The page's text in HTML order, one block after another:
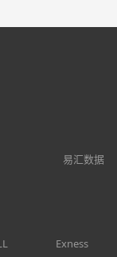
易汇数据
Exness